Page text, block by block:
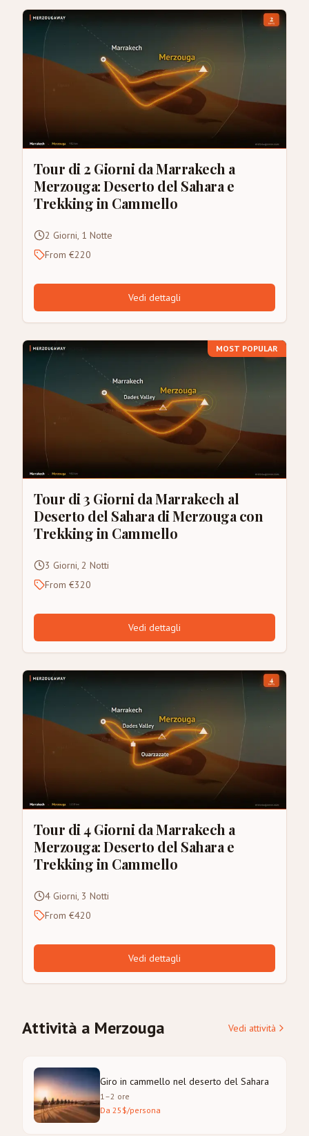
Tour di 2 Giorni da Marrakech a
Merzouga: Deserto del Sahara e
Trekking in Cammello
2 Giorni, 1 Notte
From €220
Vedi dettagli
MOST POPULAR
Tour di 3 Giorni da Marrakech al
Deserto del Sahara di Merzouga con
Trekking in Cammello
3 Giorni, 2 Notti
From €320
Vedi dettagli
Tour di 4 Giorni da Marrakech a
Merzouga: Deserto del Sahara e
Trekking in Cammello
4 Giorni, 3 Notti
From €420
Vedi dettagli
Attività a Merzouga Vedi attività
Giro in cammello nel deserto del Sahara
1–2 ore
Da 25$/persona